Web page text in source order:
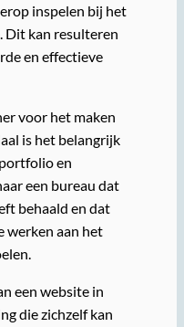
inspelen bij het
Dit kan resulteren
en effectieve
voor het maken
is het belangrijk
en
een bureau dat
behaald en dat
werken aan het
een website in
die zichzelf kan